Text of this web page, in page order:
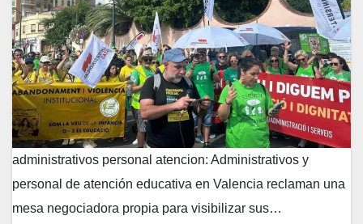
administrativos personal atencion: Administrativos y
personal de atención educativa en Valencia reclaman una
mesa negociadora propia para visibilizar sus…